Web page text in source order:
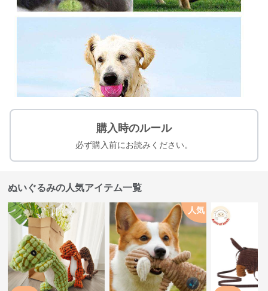
購入時のルール
必ず購入前にお読みください。
ぬいぐるみの人気アイテム一覧
人気